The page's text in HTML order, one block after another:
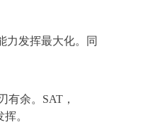
力发挥最大化。同
余。SAT，
。